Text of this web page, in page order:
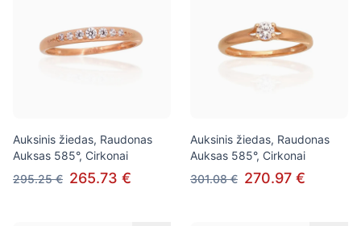
Auksinis žiedas, Raudonas
Auksas 585°, Cirkonai
295.25 € 265.73 €
Auksinis žiedas, Raudonas
Auksas 585°, Cirkonai
301.08 € 270.97 €